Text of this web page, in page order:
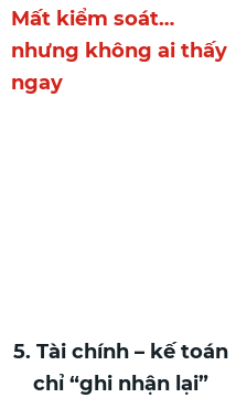
Mất kiểm soát…
nhưng không ai thấy
ngay
5. Tài chính – kế toán
chỉ “ghi nhận lại”